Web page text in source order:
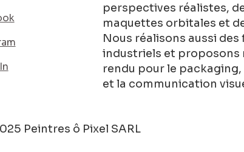
perspectives réalistes,
maquettes orbitales et
Nous réalisons aussi
industriels et proposons
rendu pour le
et la communication
Peintres ô Pixel SARL